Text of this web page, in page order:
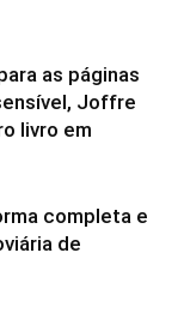
as páginas
Joffre
livro em
completa e
de